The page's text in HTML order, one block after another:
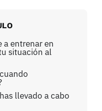
a entrenar en
situación al
llevado a cabo